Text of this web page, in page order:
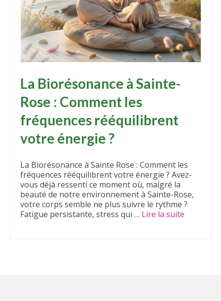
La Biorésonance à Sainte-
Rose : Comment les
fréquences rééquilibrent
votre énergie ?
La Biorésonance à Sainte Rose : Comment les
fréquences rééquilibrent votre énergie ? Avez-
vous déjà ressenti ce moment où, malgré la
beauté de notre environnement à Sainte-Rose,
votre corps semble ne plus suivre le rythme ?
Fatigue persistante, stress qui … Lire la suite­­